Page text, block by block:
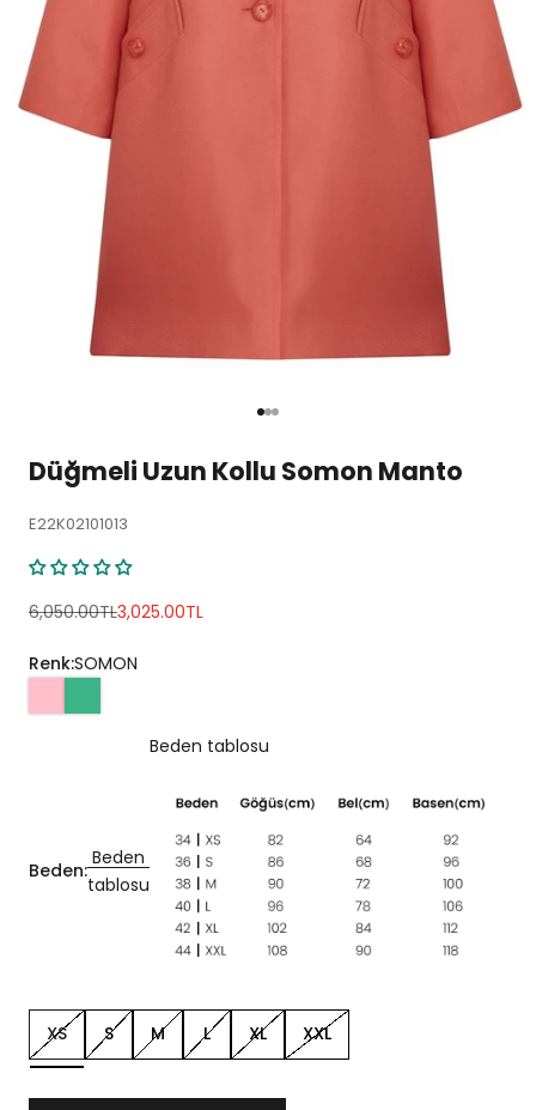
1 ögesine git
2 ögesine git
3 ögesine git
Düğmeli Uzun Kollu Somon Manto
E22K02101013
Normal fiyat
6,050.00TLİndirimli fiyat
3,025.00TL
Renk:SOMON
Beden:
Beden
tablosu
Beden tablosu
XS S M L XL XXL